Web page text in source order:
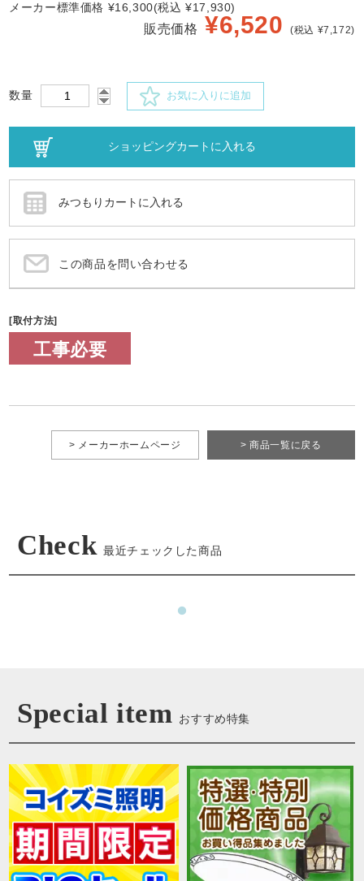
メーカー標準価格 ¥16,300(税込 ¥17,930)
販売価格 ¥6,520 (税込 ¥7,172)
数量 お気に入りに追加
この商品を問い合わせる
[取付方法]
工事必要
> 商品一覧に戻る
> メーカーホームページ
Check 最近チェックした商品
Special item おすすめ特集